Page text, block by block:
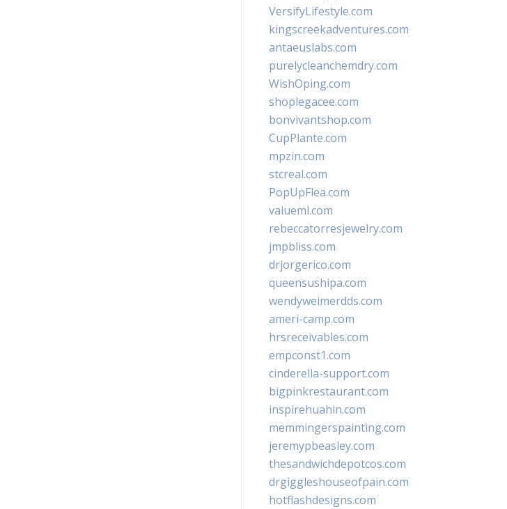
VersifyLifestyle.com
kingscreekadventures.com
antaeuslabs.com
purelycleanchemdry.com
WishOping.com
shoplegacee.com
bonvivantshop.com
CupPlante.com
mpzin.com
stcreal.com
PopUpFlea.com
valueml.com
rebeccatorresjewelry.com
jmpbliss.com
drjorgerico.com
queensushipa.com
wendyweimerdds.com
ameri-camp.com
hrsreceivables.com
empconst1.com
cinderella-support.com
bigpinkrestaurant.com
inspirehuahin.com
memmingerspainting.com
jeremypbeasley.com
thesandwichdepotcos.com
drgiggleshouseofpain.com
hotflashdesigns.com